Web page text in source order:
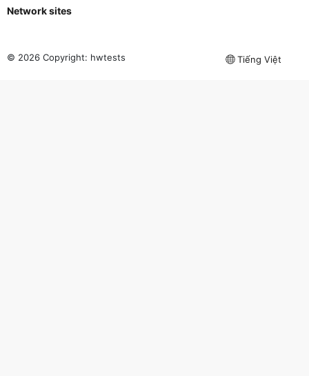
Network sites
© 2026 Copyright: hwtests Tiếng Việt